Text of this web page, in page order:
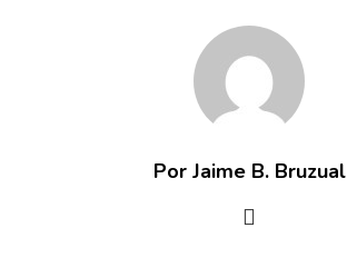
Por Jaime B. Bruzual